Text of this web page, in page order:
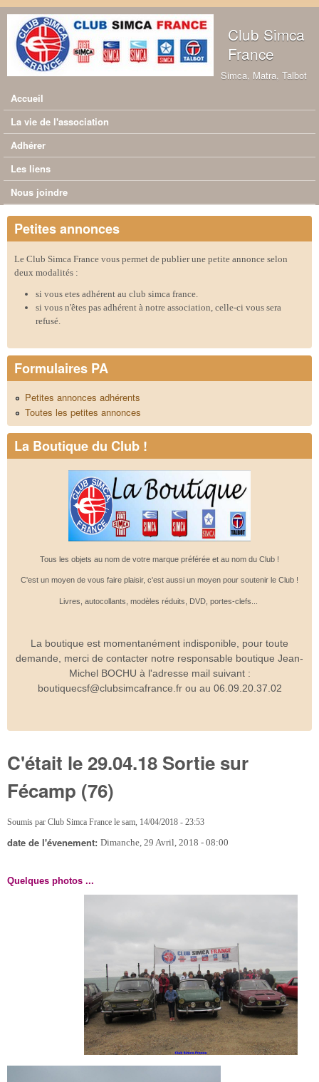
Aller au contenu principal
Club Simca
France
Simca, Matra, Talbot
Menu principal
Accueil
La vie de l'association
Adhérer
Les liens
Nous joindre
Petites annonces
Le Club Simca France vous permet de publier une petite annonce selon
deux modalités :
si vous etes adhérent au club simca france.
si vous n'êtes pas adhérent à notre association, celle-ci vous sera
refusé.
Formulaires PA
Petites annonces adhérents
Toutes les petites annonces
La Boutique du Club !
Tous les objets au nom de votre marque préférée et au nom du Club !
C'est un moyen de vous faire plaisir, c'est aussi un moyen pour soutenir le Club !
Livres, autocollants, modèles réduits, DVD, portes-clefs...
La boutique est momentanément indisponible, pour toute
demande, merci de contacter notre responsable boutique Jean-
Michel BOCHU à l'adresse mail suivant :
boutiquecsf@clubsimcafrance.fr ou au 06.09.20.37.02
C'était le 29.04.18 Sortie sur
Fécamp (76)
Soumis par Club Simca France le sam, 14/04/2018 - 23:53
date de l'évenement: Dimanche, 29 Avril, 2018 - 08:00
Quelques photos ...